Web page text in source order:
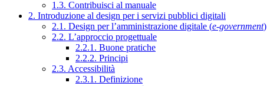
1.3. Contribuisci al manuale
2. Introduzione al design per i servizi pubblici digitali
2.1. Design per l’amministrazione digitale (e-government)
2.2. L’approccio progettuale
2.2.1. Buone pratiche
2.2.2. Principi
2.3. Accessibilità
2.3.1. Definizione